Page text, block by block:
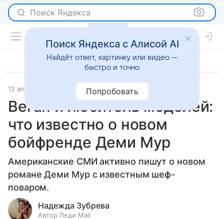
Поиск Яндекса
12 апреля 2022 История успеха
Веган и любитель моделей:
что известно о новом
бойфренде Деми Мур
Американские СМИ активно пишут о новом
романе Деми Мур с известным шеф-
поваром.
Надежда Зубрева
Автор Леди Mail
Поиск Яндекса с Алисой AI
Найдёт ответ, картинку или видео —
быстро и точно
Попробовать